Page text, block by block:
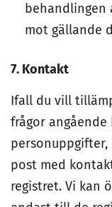
mot gällande
7. Kontakt
Ifall du vill
frågor
post med
registret. Vi kan